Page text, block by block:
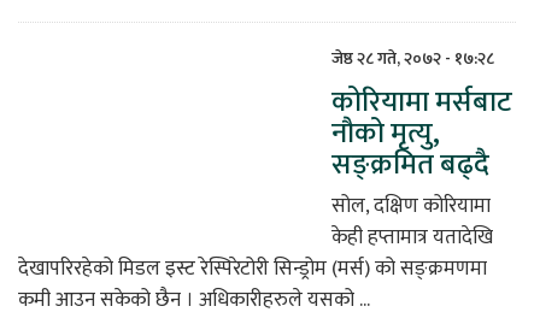
जेष्ठ २८ गते, २०७२ - १७:२८
कोरियामा मर्सबाट
नौको मृत्यु,
सङ्क्रमित बढ्दै
सोल, दक्षिण कोरियामा
केही हप्तामात्र यतादेखि
देखापरिरहेको मिडल इस्ट रेस्पिरेटोरी सिन्ड्रोम (मर्स) को सङ्क्रमणमा
कमी आउन सकेको छैन । अधिकारीहरुले यसको ...